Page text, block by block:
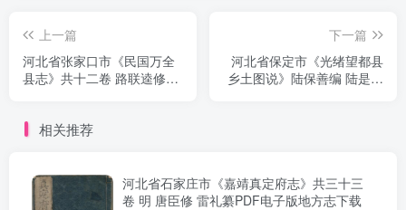
上一篇
河北省张家口市《民国万全
县志》共十二卷 路联逵修
下一篇
河北省保定市《光绪望都县
乡土图说》陆保善编 陆是奎
相关推荐
河北省石家庄市《嘉靖真定府志》共三十三
卷 明 唐臣修 雷礼纂PDF电子版地方志下载